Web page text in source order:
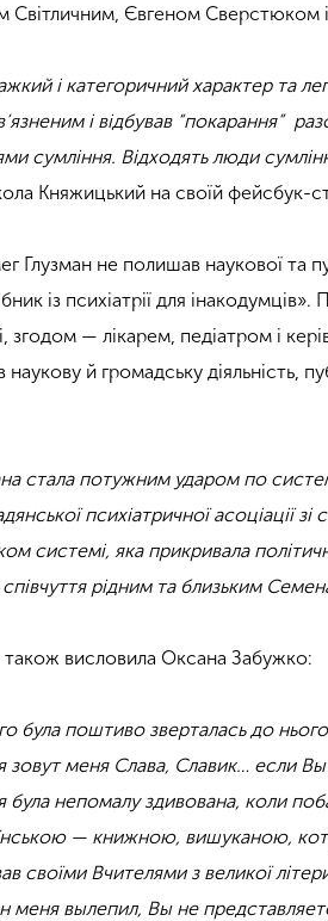
Світличним, Євгеном Сверстюком
і категоричний характер та
і відбував “покарання”
сумління. Відходять люди
Княжицький на своїй фейсбук-
Глузман не полишав наукової та
із психіатрії для
згодом — лікарем, педіатром і
наукову й громадську діяльність,
стала потужним ударом по
психіатричної асоціації зі
системі, яка прикривала
рідним та близьким
також висловила Оксана Забужко:
була поштиво зверталась до
зовут меня Слава, Славик… если
була непомалу здивована, коли
— книжною, вишуканою,
своїми Вчителями з великої
меня вылепил, Вы не